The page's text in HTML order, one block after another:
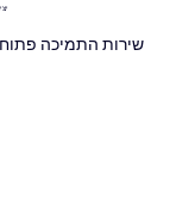
שירות התמיכה פתוח: ימים